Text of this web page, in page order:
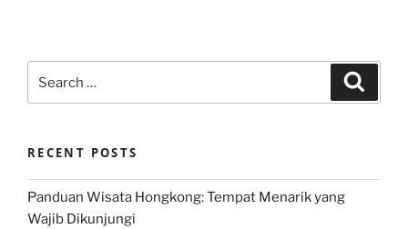
for:
RECENT POSTS
Panduan Wisata Hongkong: Tempat Menarik yang
Wajib Dikunjungi